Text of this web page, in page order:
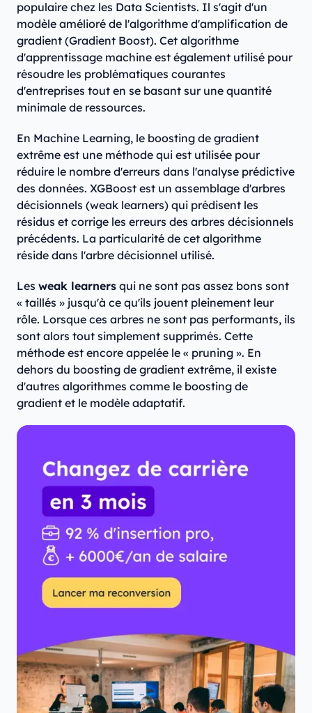
populaire chez les Data Scientists. Il s'agit d'un
modèle amélioré de l'algorithme d'amplification de
gradient (Gradient Boost). Cet algorithme
d'apprentissage machine est également utilisé pour
résoudre les problématiques courantes
d'entreprises tout en se basant sur une quantité
minimale de ressources.
En Machine Learning, le boosting de gradient
extrême est une méthode qui est utilisée pour
réduire le nombre d'erreurs dans l'analyse prédictive
des données. XGBoost est un assemblage d'arbres
décisionnels (weak learners) qui prédisent les
résidus et corrige les erreurs des arbres décisionnels
précédents. La particularité de cet algorithme
réside dans l'arbre décisionnel utilisé.
Les weak learners qui ne sont pas assez bons sont
« taillés » jusqu'à ce qu'ils jouent pleinement leur
rôle. Lorsque ces arbres ne sont pas performants, ils
sont alors tout simplement supprimés. Cette
méthode est encore appelée le « pruning ». En
dehors du boosting de gradient extrême, il existe
d'autres algorithmes comme le boosting de
gradient et le modèle adaptatif.